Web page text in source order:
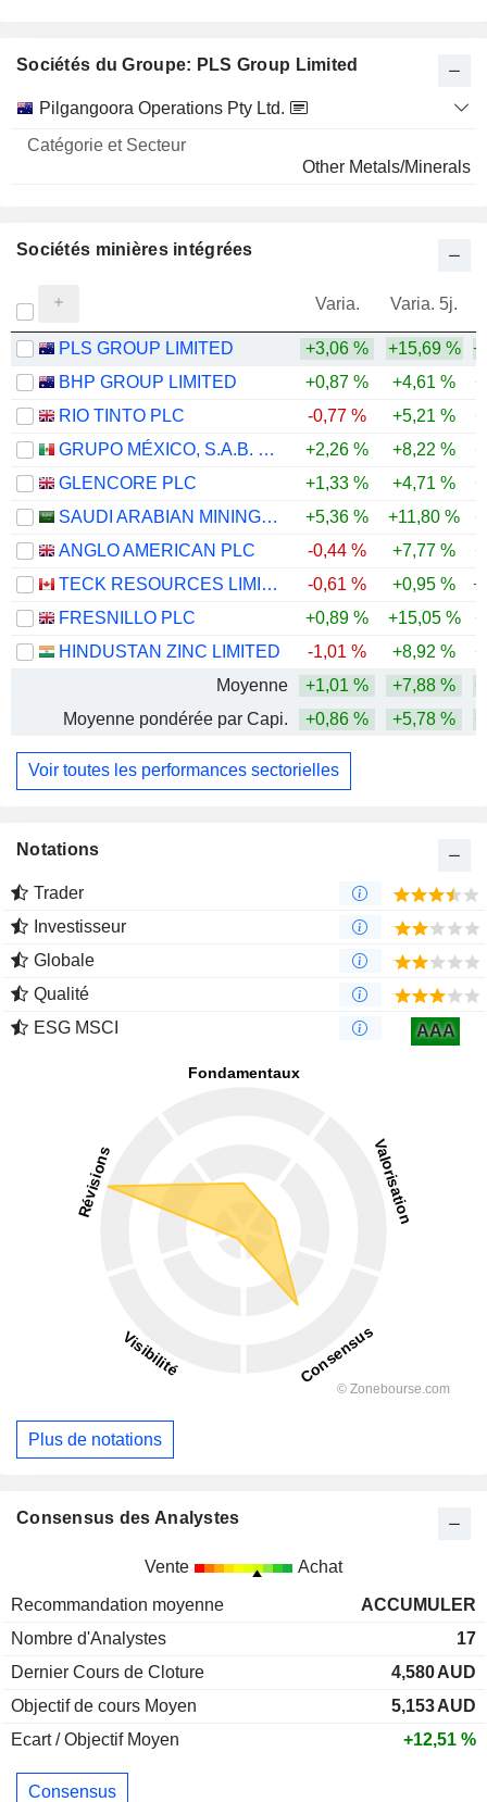
Sociétés du Groupe: PLS Group Limited
Nom
Catégorie
Secteur
Pilgangoora Operations Pty Ltd.
Other Metals/Minerals
Sociétés minières intégrées
Varia. Varia. 5j.
PLS GROUP LIMITED +3,06 % +15,69 %
BHP GROUP LIMITED
+0,87 % +4,61 %
RIO TINTO PLC
-0,77 % +5,21 %
GRUPO MÉXICO, S.A.B. DE C.V.
+2,26 % +8,22 %
GLENCORE PLC
+1,33 % +4,71 %
SAUDI ARABIAN MINING COMPANY (MAADEN)
+5,36 % +11,80 %
ANGLO AMERICAN PLC
-0,44 % +7,77 %
TECK RESOURCES LIMITED
-0,61 % +0,95 %
FRESNILLO PLC
+0,89 % +15,05 %
HINDUSTAN ZINC LIMITED
-1,01 % +8,92 %
Moyenne
+1,01 % +7,88 %
Moyenne pondérée par Capi.
+0,86 % +5,78 %
Voir toutes les performances sectorielles
Notations
Trader
Investisseur
Globale
Qualité
ESG MSCI
AAA
Plus de notations
Consensus des Analystes
Vente Achat
Recommandation moyenne
ACCUMULER
Nombre d'Analystes
17
Dernier Cours de Cloture
4,580AUD
Objectif de cours Moyen
5,153AUD
Ecart / Objectif Moyen
+12,51 %
Consensus